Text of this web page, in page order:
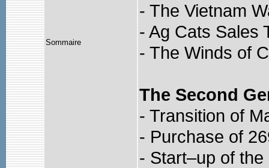
Sommaire
- The Vietnam
- Ag Cats Sales
- The Winds of
The Second
- Transition of
- Purchase of
- Start–up of